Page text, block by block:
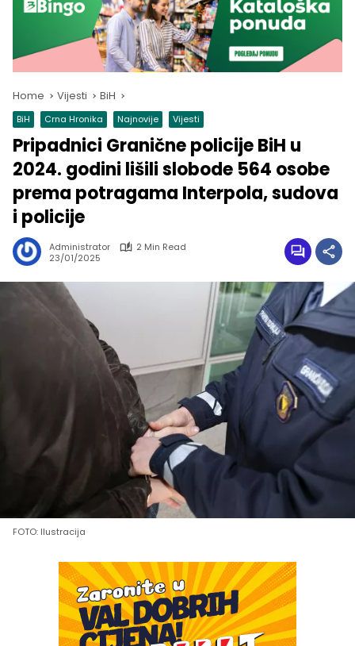
Home Vijesti BiH
BiH Crna Hronika Najnovije Vijesti
Pripadnici Granične policije BiH u
2024. godini lišili slobode 564 osobe
prema potragama Interpola, sudova
i policije
Administrator
2 Min Read
23/01/2025
FOTO: Ilustracija